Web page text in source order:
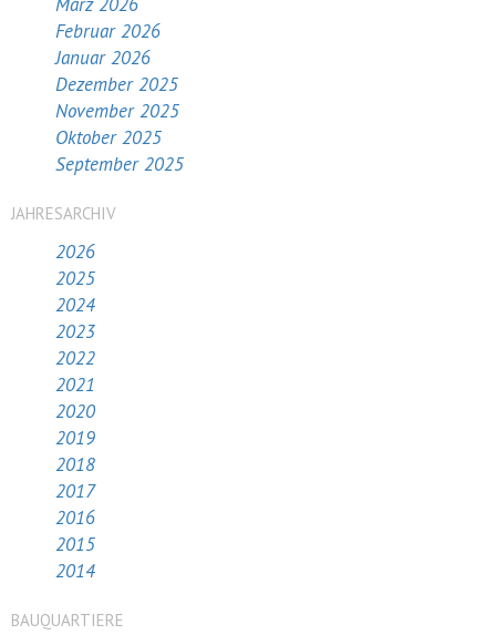
Februar 2026
Januar 2026
Dezember 2025
November 2025
Oktober 2025
September 2025
JAHRESARCHIV
2026
2025
2024
2023
2022
2021
2020
2019
2018
2017
2016
2015
2014
BAUQUARTIERE